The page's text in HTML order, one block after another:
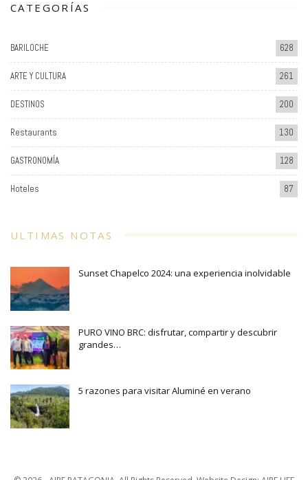
CATEGORÍAS
BARILOCHE 628
ARTE Y CULTURA 261
DESTINOS 200
Restaurants 130
GASTRONOMÍA 128
Hoteles 87
ULTIMAS NOTAS
Sunset Chapelco 2024: una experiencia inolvidable
PURO VINO BRC: disfrutar, compartir y descubrir
grandes…
5 razones para visitar Aluminé en verano